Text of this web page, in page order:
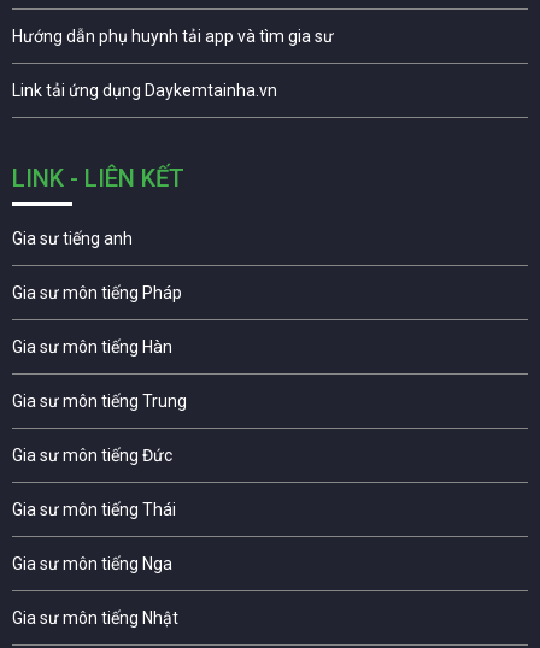
Hướng dẫn phụ huynh tải app và tìm gia sư
Link tải ứng dụng Daykemtainha.vn
LINK - LIÊN KẾT
Gia sư tiếng anh
Gia sư môn tiếng Pháp
Gia sư môn tiếng Hàn
Gia sư môn tiếng Trung
Gia sư môn tiếng Đức
Gia sư môn tiếng Thái
Gia sư môn tiếng Nga
Gia sư môn tiếng Nhật